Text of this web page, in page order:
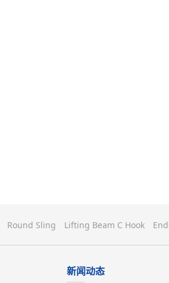
Round Sling Lifting Beam C Hook
新闻动态